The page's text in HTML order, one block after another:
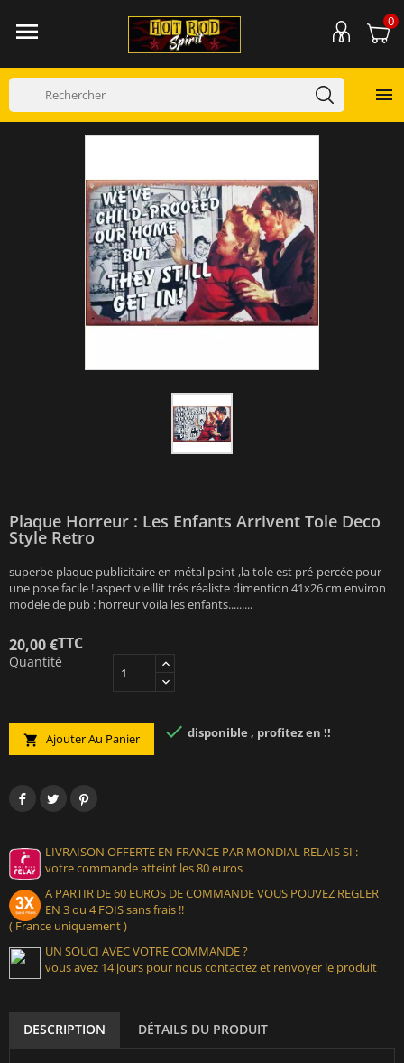
 0

Plaque Horreur : Les Enfants Arrivent Tole Deco
Style Retro
superbe plaque publicitaire en métal peint ,la tole est pré-percée pour
une pose facile ! aspect vieillit trés réaliste dimention 41x26 cm environ
modele de pub : horreur voila les enfants.........
20,00 €TTC
Quantité
 Ajouter Au Panier  disponible , profitez en !!
LIVRAISON OFFERTE EN FRANCE PAR MONDIAL RELAIS SI :
votre commande atteint les 80 euros
A PARTIR DE 60 EUROS DE COMMANDE VOUS POUVEZ REGLER
EN 3 ou 4 FOIS sans frais !!
( France uniquement )
UN SOUCI AVEC VOTRE COMMANDE ?
vous avez 14 jours pour nous contactez et renvoyer le produit
DESCRIPTION DÉTAILS DU PRODUIT